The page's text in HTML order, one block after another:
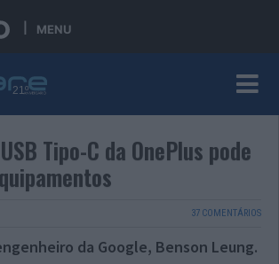
MENU
Tipo-C da OnePlus pode
37 COMENTÁRIOS
da Google, Benson Leung.